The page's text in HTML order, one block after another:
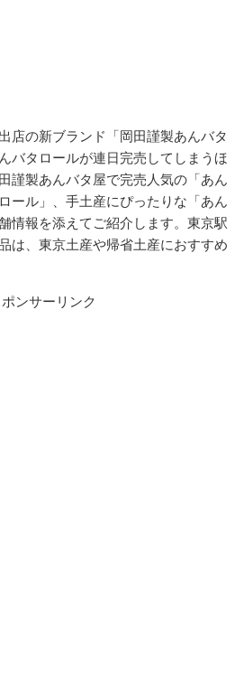
店の新ブランド「 岡田謹製あんバタ
バタロールが連日完売してしまうほ
謹製あんバタ屋で完売人気の「あん
ール」、手土産にぴったりな「あん
情報を添えてご紹介します。東京駅
は、東京土産や帰省土産におすすめ
ポンサーリンク